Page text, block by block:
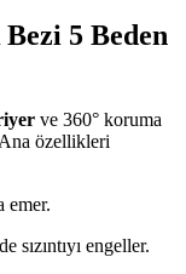
5 Beden
ve 360° koruma
özellikleri
emer.
sızıntıyı engeller.